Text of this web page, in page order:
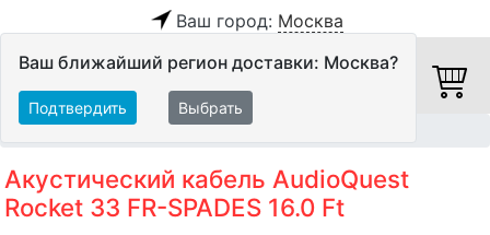
Ваш город: Москва
Ваш ближайший регион доставки: Москва?
Подтвердить Выбрать
Акустический кабель AudioQuest
Rocket 33 FR-SPADES 16.0 Ft